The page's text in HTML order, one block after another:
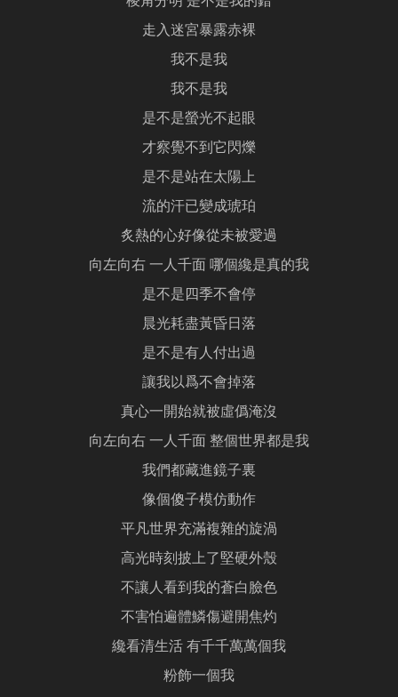
走入迷宮暴露赤裸
我不是我
我不是我
是不是螢光不起眼
才察覺不到它閃爍
是不是站在太陽上
流的汗已變成琥珀
炙熱的心好像從未被愛過
向左向右 一人千面 哪個纔是真的我
是不是四季不會停
晨光耗盡黃昏日落
是不是有人付出過
讓我以爲不會掉落
真心一開始就被虛僞淹沒
向左向右 一人千面 整個世界都是我
我們都藏進鏡子裏
像個傻子模仿動作
平凡世界充滿複雜的旋渦
高光時刻披上了堅硬外殼
不讓人看到我的蒼白臉色
不害怕遍體鱗傷避開焦灼
纔看清生活 有千千萬萬個我
粉飾一個我